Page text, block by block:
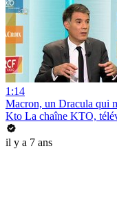
1:14
Macron, un Dracula qui
Kto La chaîne KTO,
il y a 7 ans